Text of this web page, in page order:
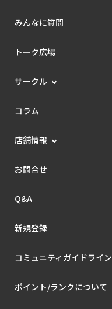
みんなに質問
トーク広場
サークル
コラム
店舗情報
お問合せ
Q&A
新規登録
コミュニティガイドライン
ポイント/ランクについて